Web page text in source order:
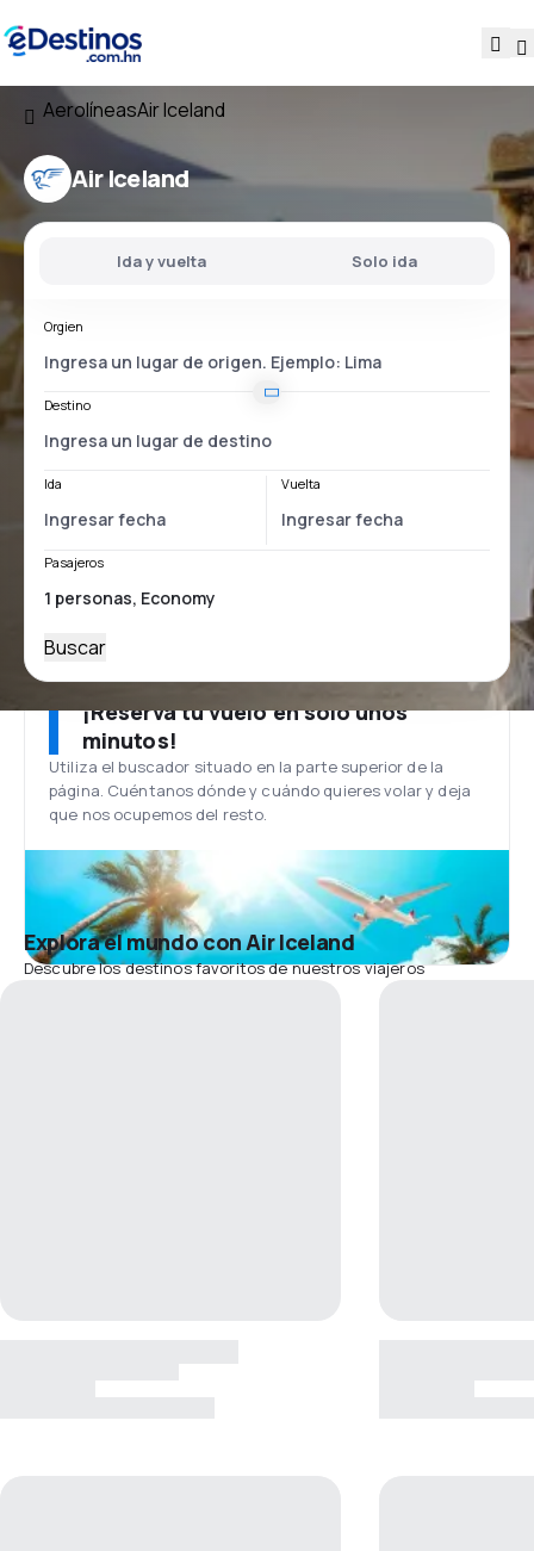
AerolíneasAir Iceland
Air Iceland
Ida y vuelta Solo ida
Orgien
Destino
Ida Vuelta
Pasajeros
Buscar
¡Reserva tu vuelo en solo unos
minutos!
Utiliza el buscador situado en la parte superior de la
página. Cuéntanos dónde y cuándo quieres volar y deja
que nos ocupemos del resto.
Explora el mundo con Air Iceland
Descubre los destinos favoritos de nuestros viajeros